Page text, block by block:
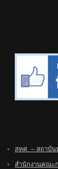
สทศ. – สถาบัน
สำนักงานคณะ